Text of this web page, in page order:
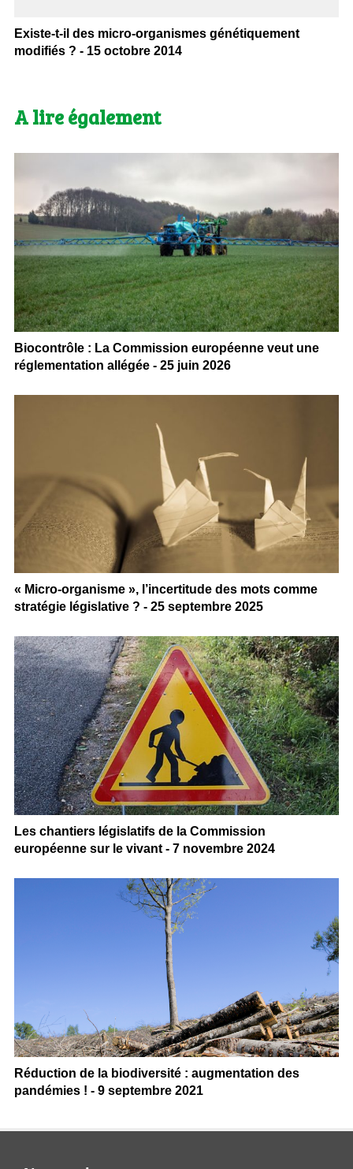
Existe-t-il des micro-organismes génétiquement
modifiés ? - 15 octobre 2014
A lire également
Biocontrôle : La Commission européenne veut une
réglementation allégée - 25 juin 2026
« Micro-organisme », l’incertitude des mots comme
stratégie législative ? - 25 septembre 2025
Les chantiers législatifs de la Commission
européenne sur le vivant - 7 novembre 2024
Réduction de la biodiversité : augmentation des
pandémies ! - 9 septembre 2021